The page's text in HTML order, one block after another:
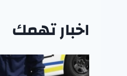
اخبار تهمك